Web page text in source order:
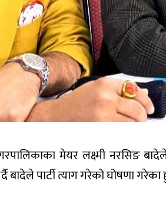
मेयर लक्ष्मी नरसिङ
बादेले पार्टी त्याग गरेको घोषणा गरेका